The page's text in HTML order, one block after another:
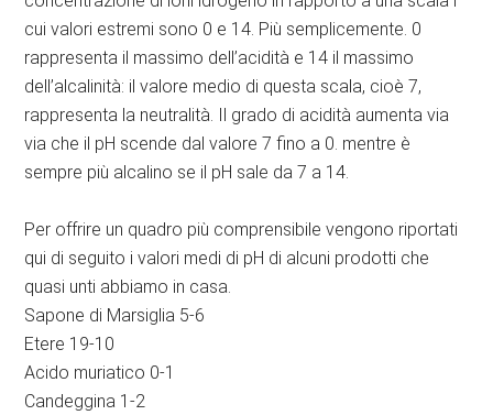
cui valori estremi sono 0 e 14. Più semplicemente. 0
rappresenta il massimo dell’acidità e 14 il massimo
dell’alcalinità: il valore medio di questa scala, cioè 7,
rappresenta la neutralità. Il grado di acidità aumenta via
via che il pH scende dal valore 7 fino a 0. mentre è
sempre più alcalino se il pH sale da 7 a 14.
Per offrire un quadro più comprensibile vengono riportati
qui di seguito i valori medi di pH di alcuni prodotti che
quasi unti abbiamo in casa.
Sapone di Marsiglia 5-6
Etere 19-10
Acido muriatico 0-1
Candeggina 1-2